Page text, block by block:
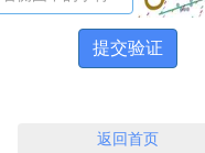
提交验证
返回首页